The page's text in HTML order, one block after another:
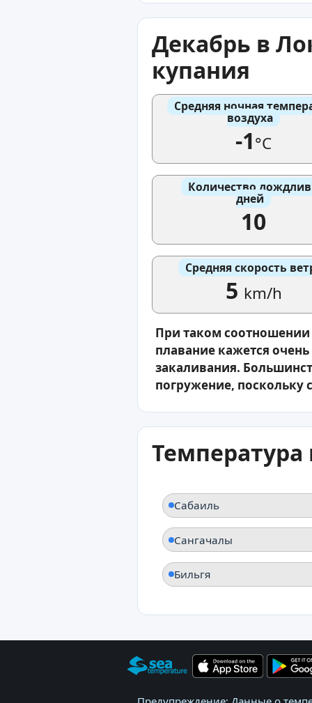
Декабрь в
купания
Средняя ночная
воздуха
-1°C
Количество
дней
10
Средняя скорость
5 km/h
При таком соотношении
плавание кажется
закаливания.
погружение, поскольку
Сабаиль
Сангачалы
Бильгя